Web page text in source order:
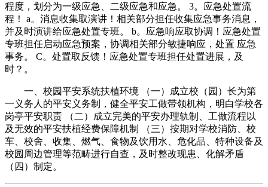
程度，划分为一级应急、二级应急和应急。 3。应急处置流
程！ a。消息收集取演讲！相关部分担任收集应急事务消息，
并及时演讲给应急处置专班。 b。应急响应取协调！应急处置
专班担任启动应急预案，协调相关部分敏捷响应，处置 应急
事务。 C。处置取反馈！应急处置专班担任处置进展，及
时？。
一、校园平安系统扶植环境 （一）成立校（园）长为第
一义务人的平安义务制，健全平安工做带领机构，明白学校各
岗亭平安职责 （二）成立完美的平安办理轨制、工做流程以
及无效的平安扶植经费保障机制 （三）按期对学校消防、校
车、校舍、收集、燃气、食物及饮用水、危化品、特种设备及
校园周边管理等范畴进行自查，及时整改现患、化解矛盾
（四）制定。